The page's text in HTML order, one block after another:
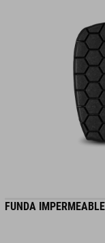
FUNDA